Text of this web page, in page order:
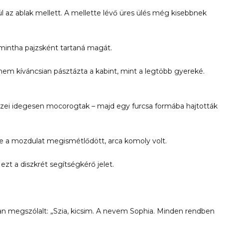
az ablak mellett. A mellette lévő üres ülés még kisebbnek
pajzsként tartaná magát.
kíváncsian pásztázta a kabint, mint a legtöbb gyereké.
idegesen mocorogtak – majd egy furcsa formába hajtották
a mozdulat megismétlődött, arca komoly volt.
a diszkrét segítségkérő jelet.
megszólalt: „Szia, kicsim. A nevem Sophia. Minden rendben